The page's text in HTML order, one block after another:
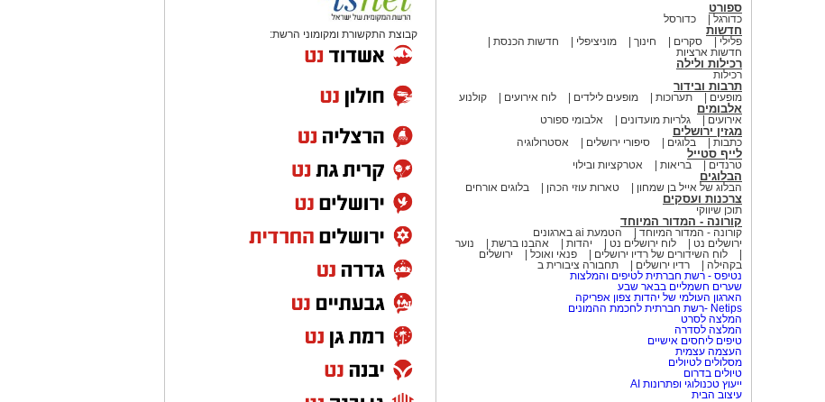
ספורט
כדורגל כדורסל
חדשות
פלילי סקרים חינוך מוניציפלי
חדשות הכנסת
חדשות ארציות
רכילות ולילה
רכילות
תרבות ובידור
מופעים תערוכות מופעים לילדים לוח אירועים קולנוע
אלבומים
אירועים גלריות מועדונים אלבומי ספורט
מגזין ירושלים
כתבות בלוגים סיפורי ירושלים אסטרולוגיה
לייף סטייל
טרנדים בריאות אטרקציות ובילוי
הבלוגים
הבלוג של אייל בן שמחון טארות עוזי הכהן בלוגים אורחים
צרכנות ועסקים
תוכן שיווקי
קורונה - המדור המיוחד
קורונה - המדור המיוחד
הטמעת ai בארגונים
ירושלים נט
לוח ירושלים נט יהדות אהבנו ברשת
נוער
לוח השידורים של רדיו ירושלים
פנאי ואוכל
ירושלים
בקהילה
רדיו ירושלים
תחבורה ציבורית ב
נטיפס - רשת חברתית לטיפים והמלצות
שערים חשמליים בבאר שבע
הארגון העולמי של יהדות צפון אפריקה
Netips -רשת חברתית לחכמת ההמונים
המלצה לסרט
המלצה לסדרה
טיפים ליחסים אישיים
העצמה עצמית
מסלולים לטיולים
טיולים בדרום
ייעוץ טכנולוגי ופתרונות AI
עיצוב הבית
קבוצת התקשורת ומקומוני הרשת: